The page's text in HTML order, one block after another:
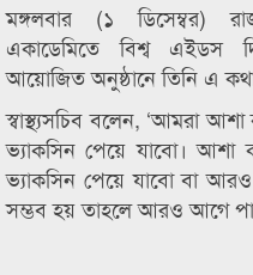
মঙ্গলবার (১ ডিসেম্বর)
একাডেমিতে বিশ্ব এইডস
আয়োজিত অনুষ্ঠানে তিনি এ
স্বাস্থ্যসচিব বলেন, ‘আমরা
ভ্যাকসিন পেয়ে যাবো। আশা
ভ্যাকসিন পেয়ে যাবো বা
সম্ভব হয় তাহলে আরও আগে